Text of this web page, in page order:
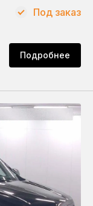
Подробнее
Под заказ